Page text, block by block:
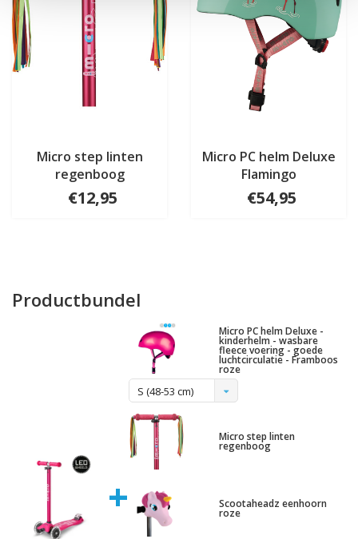
Micro step linten
regenboog
€12,95
Micro PC helm Deluxe
Flamingo
€54,95
Productbundel
+
Micro PC helm Deluxe -
kinderhelm - wasbare
fleece voering - goede
luchtcirculatie - Framboos
roze
S (48-53 cm)
Micro step linten
regenboog
Scootaheadz eenhoorn
roze